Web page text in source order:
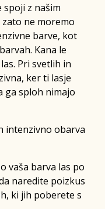
spoji z našim
ne moremo
barve, kot
Kana le
Pri svetlih in
ker ti lasje
ga sploh nimajo
intenzivno obarva
vaša barva las po
naredite poizkus
ki jih poberete s